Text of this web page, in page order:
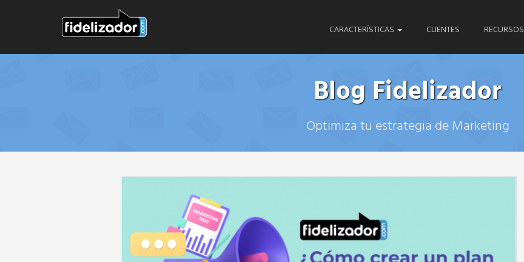
CARACTERÍSTICAS CLIENTES RECURSOS
Blog Fidelizador
Optimiza tu estrategia de Marketing